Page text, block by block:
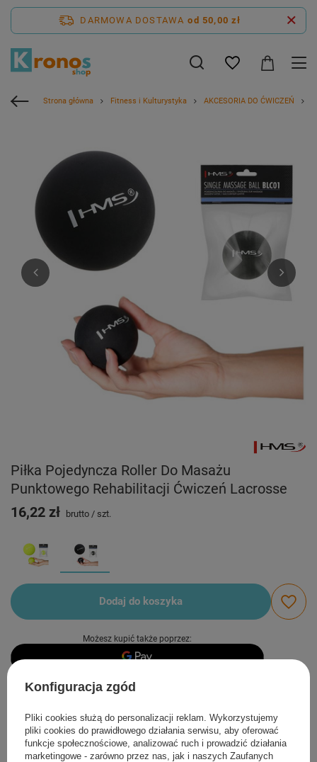
DARMOWA DOSTAWA od 50,00 zł
Strona główna Fitness i Kulturystyka AKCESORIA DO ĆWICZEŃ
Piłka Pojedyncza Roller Do Masażu
Punktowego Rehabilitacji Ćwiczeń Lacrosse
16,22 zł brutto / szt.
Dodaj do koszyka
Możesz kupić także poprzez:
Produkt dostępny Wysyłka
Darmowa i szybka dostawa
od
50,00 zł
30 dni na łatwy zwrot
Sprawdź, w którym sklepie obejrzysz i kupisz od ręki
Konfiguracja zgód
Pliki cookies służą do personalizacji reklam. Wykorzystujemy
pliki cookies do prawidłowego działania serwisu, aby oferować
funkcje społecznościowe, analizować ruch i prowadzić działania
marketingowe - zarówno przez nas, jak i naszych Zaufanych